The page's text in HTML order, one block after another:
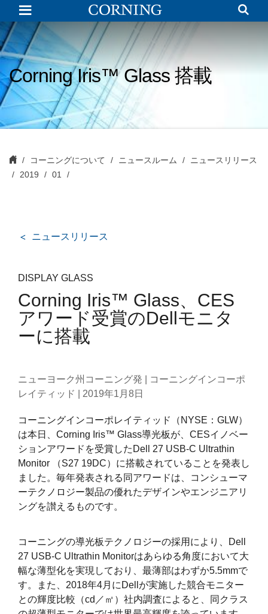
Corning
Iris™
Glass、
CES
ア
ワ
ー
ド
受
賞
の
Dell
モ
ニ
に
Corning Iris™ Glass 搭載
コーニングについて ニュースルーム
ニュースリリース
2019
01
ニュースリリース
DISPLAY GLASS
Corning Iris™ Glass、CES
アワード受賞のDellモニタ
ーに搭載
ニューヨーク州コーニング発 | コーニングインコーポ
レイティッド | 2019年1月8日
コーニングインコーポレイティッド（NYSE：GLW）
は本日、Corning Iris™ Glass導光板が、CESイノベー
ションアワードを受賞したDell 27 USB-C Ultrathin
Monitor （S27 19DC）に搭載されていることを発表し
ました。毎年発表される同アワードは、コンシューマ
ーテクノロジー製品の優れたデザインやエンジニアリ
ングを讃えるものです。
コーニングの導光板テクノロジーの採用により、Dell
27 USB-C Ultrathin Monitorはあらゆる角度において大
幅な薄型化を実現しており、最薄部はわずか5.5mmで
す。また、2018年4月にDellが実施した競合モニター
との輝度比較（cd／㎡）社内調査によると、同クラス